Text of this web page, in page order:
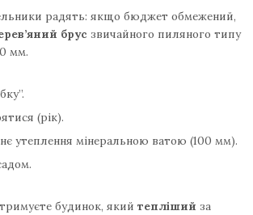
радять: якщо бюджет обмежений,
брус звичайного пиляного типу
мм.
(рік).
утеплення мінеральною ватою (100 мм).
будинок, який тепліший за